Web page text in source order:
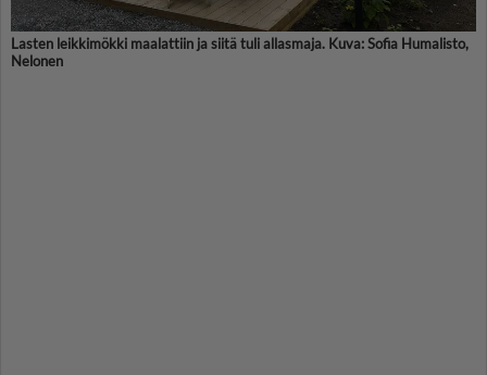
Lasten leikkimökki maalattiin ja siitä tuli allasmaja. Kuva: Sofia Humalisto,
Nelonen